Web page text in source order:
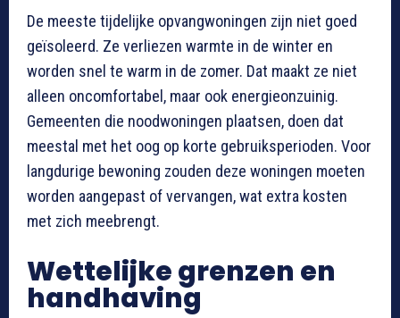
De meeste tijdelijke opvangwoningen zijn niet goed
geïsoleerd. Ze verliezen warmte in de winter en
worden snel te warm in de zomer. Dat maakt ze niet
alleen oncomfortabel, maar ook energieonzuinig.
Gemeenten die noodwoningen plaatsen, doen dat
meestal met het oog op korte gebruiksperioden. Voor
langdurige bewoning zouden deze woningen moeten
worden aangepast of vervangen, wat extra kosten
met zich meebrengt.
Wettelijke grenzen en
handhaving